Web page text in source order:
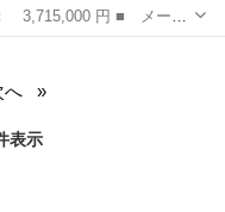
ン ■ グレード名： ス
へ
表示